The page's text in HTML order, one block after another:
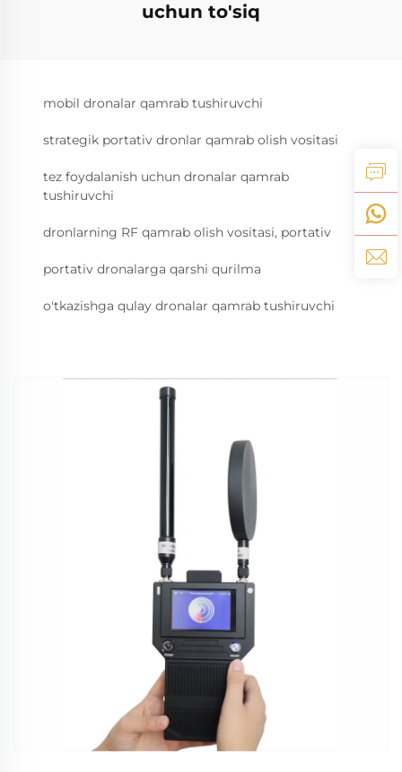
uchun to'siq
mobil dronalar qamrab tushiruvchi
strategik portativ dronlar qamrab olish vositasi
tez foydalanish uchun dronalar qamrab
tushiruvchi
dronlarning RF qamrab olish vositasi, portativ
portativ dronalarga qarshi qurilma
o'tkazishga qulay dronalar qamrab tushiruvchi